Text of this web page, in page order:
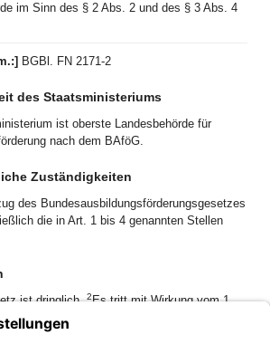
im Sinn des § 2 Abs. 2 und des § 3 Abs. 4
BGBl. FN 2171-2
des Staatsministeriums
ist oberste Landesbehörde für
nach dem BAföG.
Zuständigkeiten
des Bundesausbildungsförderungsgesetzes
die in Art. 1 bis 4 genannten Stellen
ist dringlich.2Es tritt mit Wirkung vom 1.
in Kraft
.